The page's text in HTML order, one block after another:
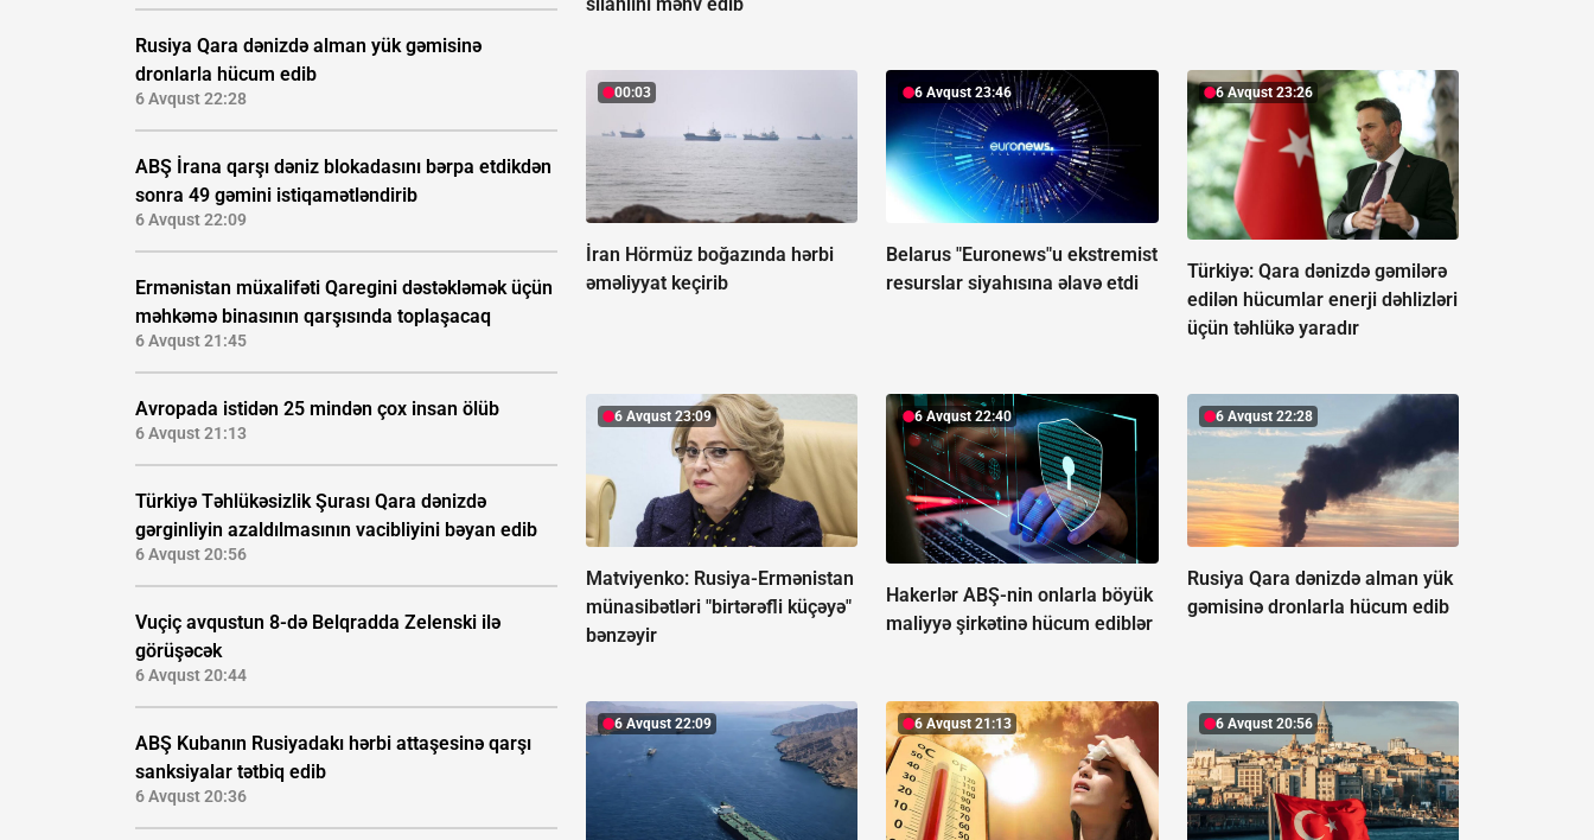
Rusiya Qara dənizdə alman yük gəmisinə
dronlarla hücum edib
6 Avqust 22:28
ABŞ İrana qarşı dəniz blokadasını bərpa etdikdən
sonra 49 gəmini istiqamətləndirib
6 Avqust 22:09
Ermənistan müxalifəti Qaregini dəstəkləmək üçün
məhkəmə binasının qarşısında toplaşacaq
6 Avqust 21:45
Avropada istidən 25 mindən çox insan ölüb
6 Avqust 21:13
Türkiyə Təhlükəsizlik Şurası Qara dənizdə
gərginliyin azaldılmasının vacibliyini bəyan edib
6 Avqust 20:56
Vuçiç avqustun 8-də Belqradda Zelenski ilə
görüşəcək
6 Avqust 20:44
ABŞ Kubanın Rusiyadakı hərbi attaşesinə qarşı
sanksiyalar tətbiq edib
6 Avqust 20:36
silahlını məhv edib
00:03
İran Hörmüz boğazında hərbi
əməliyyat keçirib
6 Avqust 23:46
Belarus "Euronews"u ekstremist
resurslar siyahısına əlavə etdi
6 Avqust 23:26
Türkiyə: Qara dənizdə gəmilərə
edilən hücumlar enerji dəhlizləri
üçün təhlükə yaradır
6 Avqust 23:09
Matviyenko: Rusiya-Ermənistan
münasibətləri "birtərəfli küçəyə"
bənzəyir
6 Avqust 22:40
Hakerlər ABŞ-nin onlarla böyük
maliyyə şirkətinə hücum ediblər
6 Avqust 22:28
Rusiya Qara dənizdə alman yük
gəmisinə dronlarla hücum edib
6 Avqust 22:09 6 Avqust 21:13 6 Avqust 20:56